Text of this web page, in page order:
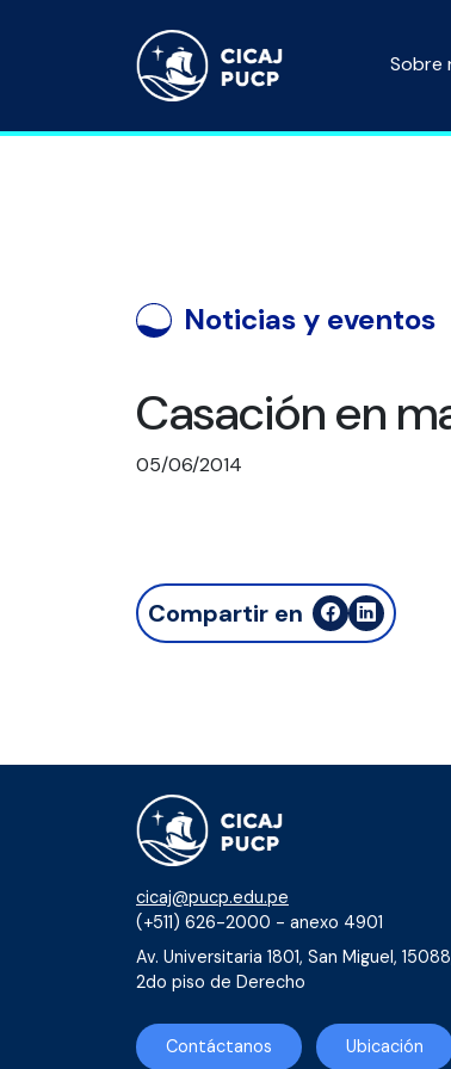
Sobre
Noticias y eventos
Casación en
05/06/2014
Compartir en
cicaj@pucp.edu.pe
(+511) 626-2000 - anexo 4901
Av. Universitaria 1801, San Miguel,
2do piso de Derecho
Contáctanos Ubicación